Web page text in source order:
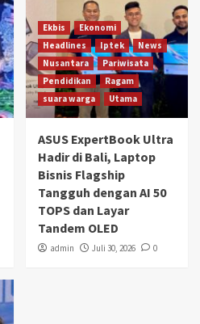
Ekbis
Ekonomi
Headlines
Iptek
News
Nusantara
Pariwisata
Pendidikan
Ragam
suara warga
Utama
ASUS ExpertBook Ultra
Hadir di Bali, Laptop
Bisnis Flagship
Tangguh dengan AI 50
TOPS dan Layar
Tandem OLED
admin Juli 30, 2026 0